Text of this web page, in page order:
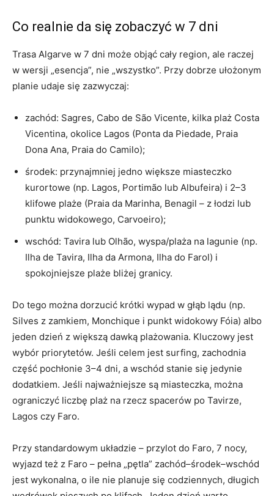
Co realnie da się zobaczyć w 7 dni
Trasa Algarve w 7 dni może objąć cały region, ale raczej
w wersji „esencja”, nie „wszystko”. Przy dobrze ułożonym
planie udaje się zazwyczaj:
zachód: Sagres, Cabo de São Vicente, kilka plaż Costa
Vicentina, okolice Lagos (Ponta da Piedade, Praia
Dona Ana, Praia do Camilo);
środek: przynajmniej jedno większe miasteczko
kurortowe (np. Lagos, Portimão lub Albufeira) i 2–3
klifowe plaże (Praia da Marinha, Benagil – z łodzi lub
punktu widokowego, Carvoeiro);
wschód: Tavira lub Olhão, wyspa/plaża na lagunie (np.
Ilha de Tavira, Ilha da Armona, Ilha do Farol) i
spokojniejsze plaże bliżej granicy.
Do tego można dorzucić krótki wypad w głąb lądu (np.
Silves z zamkiem, Monchique i punkt widokowy Fóia) albo
jeden dzień z większą dawką plażowania. Kluczowy jest
wybór priorytetów. Jeśli celem jest surfing, zachodnia
część pochłonie 3–4 dni, a wschód stanie się jedynie
dodatkiem. Jeśli najważniejsze są miasteczka, można
ograniczyć liczbę plaż na rzecz spacerów po Tavirze,
Lagos czy Faro.
Przy standardowym układzie – przylot do Faro, 7 nocy,
wyjazd też z Faro – pełna „pętla” zachód–środek–wschód
jest wykonalna, o ile nie planuje się codziennych, długich